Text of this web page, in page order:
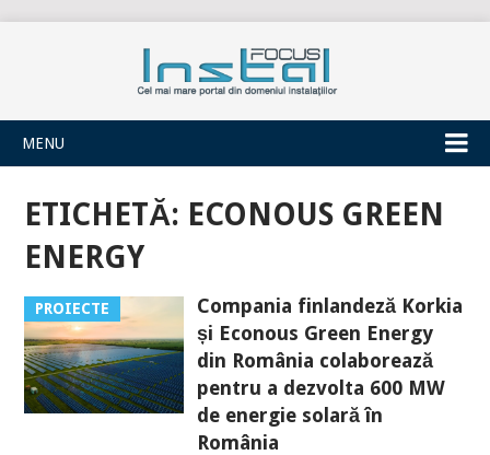
INSTALFOCUS
MENU
ETICHETĂ: ECONOUS GREEN
ENERGY
PROIECTE
Compania finlandeză Korkia
și Econous Green Energy
din România colaborează
pentru a dezvolta 600 MW
de energie solară în
România